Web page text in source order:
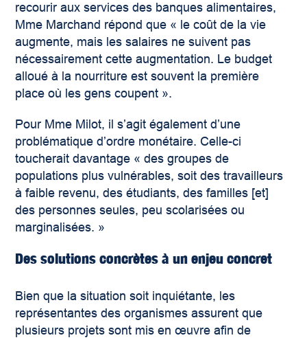
recourir aux services des banques alimentaires,
Mme Marchand répond que « le coût de la vie
augmente, mais les salaires ne suivent pas
nécessairement cette augmentation. Le budget
alloué à la nourriture est souvent la première
place où les gens coupent ».
Pour Mme Milot, il s’agit également d’une
problématique d’ordre monétaire. Celle-ci
toucherait davantage « des groupes de
populations plus vulnérables, soit des travailleurs
à faible revenu, des étudiants, des familles [et]
des personnes seules, peu scolarisées ou
marginalisées. »
Des solutions concrètes à un enjeu concret
Bien que la situation soit inquiétante, les
représentantes des organismes assurent que
plusieurs projets sont mis en œuvre afin de